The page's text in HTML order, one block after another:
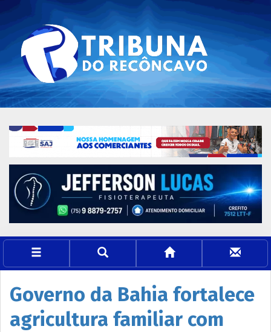
Governo da Bahia fortalece
agricultura familiar com